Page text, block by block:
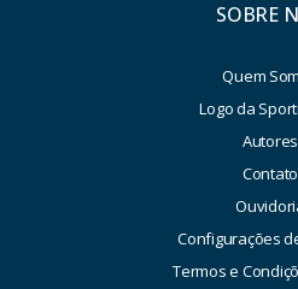
SOBRE
Quem
Logo da
Autores
Contato
Configurações
Termos e